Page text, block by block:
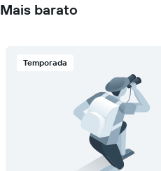
Mais barato
Temporada